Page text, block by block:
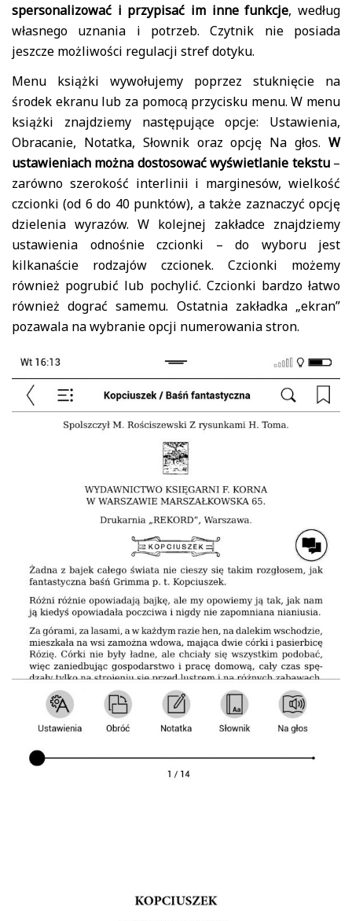
spersonalizować i przypisać im inne funkcje, według
własnego uznania i potrzeb. Czytnik nie posiada
jeszcze możliwości regulacji stref dotyku.
Menu książki wywołujemy poprzez stuknięcie na
środek ekranu lub za pomocą przycisku menu. W menu
książki znajdziemy następujące opcje: Ustawienia,
Obracanie, Notatka, Słownik oraz opcję Na głos. W
ustawieniach można dostosować wyświetlanie tekstu–
zarówno szerokość interlinii i marginesów, wielkość
czcionki (od 6 do 40 punktów), a także zaznaczyć opcję
dzielenia wyrazów. W kolejnej zakładce znajdziemy
ustawienia odnośnie czcionki – do wyboru jest
kilkanaście rodzajów czcionek. Czcionki możemy
również pogrubić lub pochylić. Czcionki bardzo łatwo
również dograć samemu. Ostatnia zakładka „ekran”
pozawala na wybranie opcji numerowania stron.